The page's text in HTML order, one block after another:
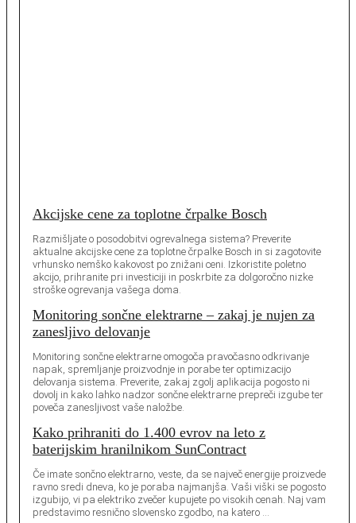
Akcijske cene za toplotne črpalke Bosch
Razmišljate o posodobitvi ogrevalnega sistema? Preverite
aktualne akcijske cene za toplotne črpalke Bosch in si zagotovite
vrhunsko nemško kakovost po znižani ceni. Izkoristite poletno
akcijo, prihranite pri investiciji in poskrbite za dolgoročno nizke
stroške ogrevanja vašega doma.
Monitoring sončne elektrarne – zakaj je nujen za
zanesljivo delovanje
Monitoring sončne elektrarne omogoča pravočasno odkrivanje
napak, spremljanje proizvodnje in porabe ter optimizacijo
delovanja sistema. Preverite, zakaj zgolj aplikacija pogosto ni
dovolj in kako lahko nadzor sončne elektrarne prepreči izgube ter
poveča zanesljivost vaše naložbe.
Kako prihraniti do 1.400 evrov na leto z
baterijskim hranilnikom SunContract
Če imate sončno elektrarno, veste, da se največ energije proizvede
ravno sredi dneva, ko je poraba najmanjša. Vaši viški se pogosto
izgubijo, vi pa elektriko zvečer kupujete po visokih cenah. Naj vam
predstavimo resnično slovensko zgodbo, na katero …